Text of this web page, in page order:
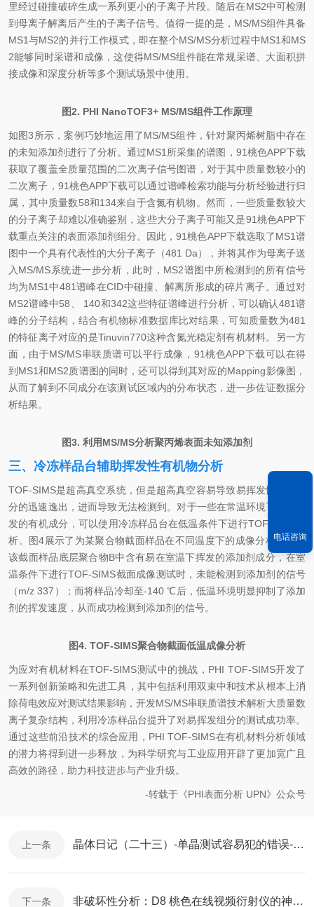
里经过碰撞破碎生成一系列更小的子离子片段。随后在MS2中可检测
到母离子解离后产生的子离子信号。值得一提的是，MS/MS组件具备
MS1与MS2的并行工作模式，即在整个MS/MS分析过程中MS1和MS
2能够同时采谱和成像，这使得MS/MS组件能在常规采谱、大面积拼
接成像和深度分析等多个测试场景中使用。
图2. PHI NanoTOF3+ MS/MS组件工作原理
如图3所示，案例巧妙地运用了MS/MS组件，针对聚丙烯树脂中存在
的未知添加剂进行了分析。通过MS1所采集的谱图，91桃色APP下载
获取了覆盖全质量范围的二次离子信号图谱，对于其中质量数较小的
二次离子，91桃色APP下载可以通过谱峰检索功能与分析经验进行归
属，其中质量数58和134来自于含氮有机物。然而，一些质量数较大
的分子离子却难以准确鉴别，这些大分子离子可能又是91桃色APP下
载重点关注的表面添加剂组分。因此，91桃色APP下载选取了MS1谱
图中一个具有代表性的大分子离子（481 Da），并将其作为母离子送
入MS/MS系统进一步分析，此时，MS2谱图中所检测到的所有信号
均为MS1中481谱峰在CID中碰撞、解离所形成的碎片离子。通过对
MS2谱峰中58、 140和342这些特征谱峰进行分析，可以确认481谱
峰的分子结构，结合有机物标准数据库比对结果，可知质量数为481
的特征离子对应的是Tinuvin770这种含氮光稳定剂有机材料。另一方
面，由于MS/MS串联质谱可以平行成像，91桃色APP下载可以在得
到MS1和MS2质谱图的同时，还可以得到其对应的Mapping影像图，
从而了解到不同成分在该测试区域内的分布状态，进一步佐证数据分
析结果。
图3. 利用MS/MS分析聚丙烯表面未知添加剂
三、冷冻样品台辅助挥发性有机物分析
TOF-SIMS是超高真空系统，但是超高真空容易导致易挥发性有机组
分的迅速逸出，进而导致无法检测到。对于一些在常温环境下容易挥
发的有机成分，可以使用冷冻样品台在低温条件下进行TOF-SIMS分
析。图4展示了为某聚合物截面样品在不同温度下的成像分析结果。
该截面样品底层聚合物B中含有易在室温下挥发的添加剂成分，在室
温条件下进行TOF-SIMS截面成像测试时，未能检测到添加剂的信号
（m/z 337）；而将样品冷却至-140 ℃后，低温环境明显抑制了添加
剂的挥发速度，从而成功检测到添加剂的信号。
图4. TOF-SIMS聚合物截面低温成像分析
为应对有机材料在TOF-SIMS测试中的挑战，PHI TOF-SIMS开发了
一系列创新策略和先进工具，其中包括利用双束中和技术从根本上消
除荷电效应对测试结果影响，开发MS/MS串联质谱技术解析大质量数
离子复杂结构，利用冷冻样品台提升了对易挥发组分的测试成功率。
通过这些前沿技术的综合应用，PHI TOF-SIMS在有机材料分析领域
的潜力将得到进一步释放，为科学研究与工业应用开辟了更加宽广且
高效的路径，助力科技进步与产业升级。
-转载于《PHI表面分析 UPN》公众号
上一条 晶体日记（二十三）-单晶测试容易犯的错误-以偏概全- 桃色在线视频衍射XRD
下一条 非破坏性分析：D8 桃色在线视频衍射仪的神奇之处在哪里？
电话咨询